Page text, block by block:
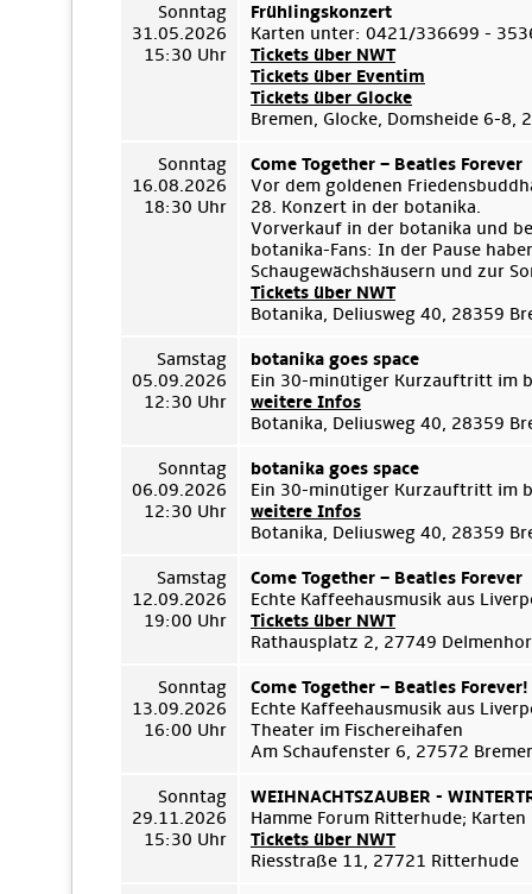
Sonntag
31.05.2026
15:30 Uhr
Frühlingskonzert
Karten unter: 0421/336699 -
Tickets über NWT
Tickets über Eventim
Tickets über Glocke
Bremen, Glocke, Domsheide 6-8,
Sonntag
16.08.2026
18:30 Uhr
Come Together – Beatles Forever
Vor dem goldenen
28. Konzert in der botanika.
Vorverkauf in der botanika und
botanika-Fans: In der Pause
Schaugewächshäusern und zur
Tickets über NWT
Botanika, Deliusweg 40, 28359
Samstag
05.09.2026
12:30 Uhr
botanika goes space
Ein 30-minütiger Kurzauftritt im
weitere Infos
Botanika, Deliusweg 40, 28359
Sonntag
06.09.2026
12:30 Uhr
botanika goes space
Ein 30-minütiger Kurzauftritt im
weitere Infos
Botanika, Deliusweg 40, 28359
Samstag
12.09.2026
19:00 Uhr
Come Together – Beatles Forever
Echte Kaffeehausmusik aus
Tickets über NWT
Rathausplatz 2, 27749
Sonntag
13.09.2026
16:00 Uhr
Come Together – Beatles Forever!
Echte Kaffeehausmusik aus
Theater im Fischereihafen
Am Schaufenster 6, 27572
Sonntag
29.11.2026
15:30 Uhr
WEIHNACHTSZAUBER -
Hamme Forum Ritterhude;
Tickets über NWT
Riesstraße 11, 27721 Ritterhude